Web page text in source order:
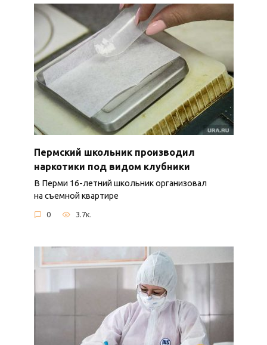
Пермский школьник производил
наркотики под видом клубники
В Перми 16-летний школьник организовал
на съемной квартире
0 3.7к.